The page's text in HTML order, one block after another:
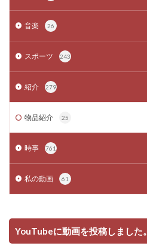
音楽 26
スポーツ 243
紹介 279
物品紹介 25
時事 761
私の動画 61
YouTubeに動画を投稿しました。